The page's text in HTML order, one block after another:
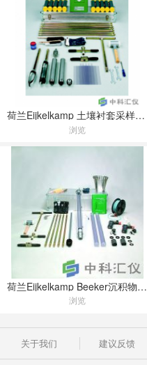
荷兰Eijkelkamp 土壤衬套采样器(土壤重金属采样)
浏览
荷兰Eijkelkamp Beeker沉积物采样器
浏览
关于我们 建议反馈